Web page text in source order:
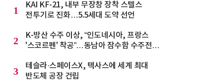
1
KAI KF-21, 내부 무장창 장착 스텔스
전투기로 진화…5.5세대 도약 선언
2
K-방산 수주 이상, “인도네시아, 프랑스
'스코르펜' 착공”…동남아 잠수함 수주전
3
테슬라·스페이스X, 텍사스에 세계 최대
반도체 공장 건립